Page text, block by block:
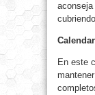
En este